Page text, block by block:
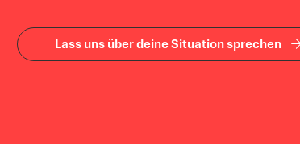
Lass uns über deine Situation sprechen